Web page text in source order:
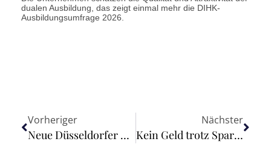
dualen Ausbildung, das zeigt einmal mehr die DIHK-
Ausbildungsumfrage 2026.
Vorheriger
Neue Düsseldorfer Tabelle ab dem 1. Januar 2025
Nächster
Kein Geld trotz Sparbuchs